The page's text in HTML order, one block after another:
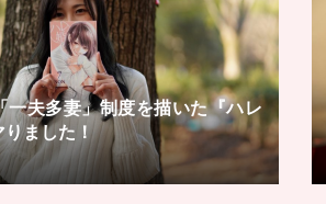
一夫多妻」制度を描いた『ハレ
ました！